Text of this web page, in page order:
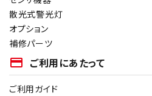
散光式警光灯
オプション
補修パーツ
payment ご利用にあたって
ご利用ガイド